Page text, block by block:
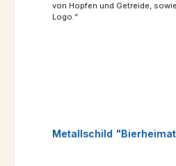
Metallschild